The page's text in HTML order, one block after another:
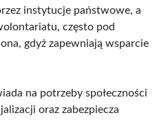
instytucje państwowe, a
często pod
gdyż zapewniają wsparcie
na potrzeby społeczności
oraz zabezpiecza